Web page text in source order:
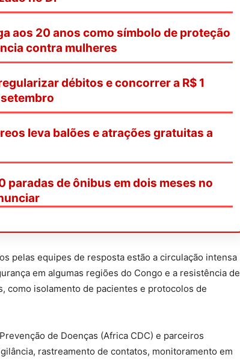
aos 20 anos como símbolo de proteção
contra mulheres
débitos e concorrer a R$ 1
leva balões e atrações gratuitas a
paradas de ônibus em dois meses no
pelas equipes de resposta estão a circulação intensa
em algumas regiões do Congo e a resistência de
como isolamento de pacientes e protocolos de
de Doenças (Africa CDC) e parceiros
rastreamento de contatos, monitoramento em